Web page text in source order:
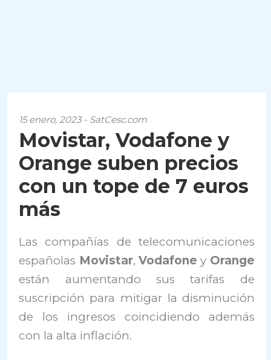
15 enero, 2023 - SatCesc.com
Movistar, Vodafone y
Orange suben precios
con un tope de 7 euros
más
Las compañías de telecomunicaciones
españolas Movistar, Vodafone y Orange
están aumentando sus tarifas de
suscripción para mitigar la disminución
de los ingresos coincidiendo además
con la alta inflación.